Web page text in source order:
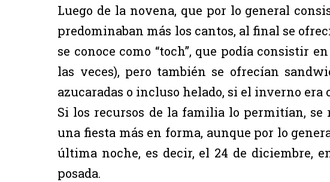
Luego de la novena, que por lo general
predominaban más los cantos, al final se
se conoce como “toch”, que podía consistir
las veces), pero también se ofrecían
azucaradas o incluso helado, si el inverno era
Si los recursos de la familia lo permitían,
una fiesta más en forma, aunque por lo
última noche, es decir, el 24 de diciembre,
posada.